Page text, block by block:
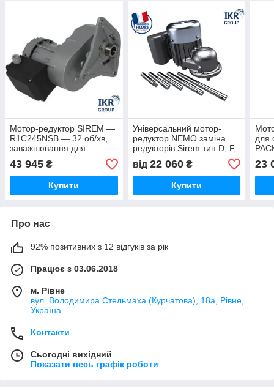
Мотор-редуктор SIREM —
R1C245NSB — 32 об/хв,
заважнювання для
охолоджувачів молока
Mueller, Serap
43 945 ₴
Купити
Універсальний мотор-
редуктор NEMO заміна
редукторів Sirem тип D, F,
M, Н, L, однофазних 220 В
від 22 060₴
Купити
для
23
Про нас
92% позитивних з 12 відгуків за рік
Працює з 03.06.2018
м. Рівне
вул. Володимира Стельмаха (Курчатова), 18а, Рівне,
Україна
Контакти
Сьогодні вихідний
Показати весь графік роботи